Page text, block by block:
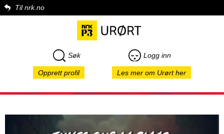
Til nrk.no
Søk Logg inn
Opprett profil Les mer om Urørt her